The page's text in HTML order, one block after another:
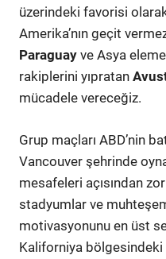
üzerindeki favorisi
Amerika’nın geçit
Paraguay ve Asya
rakiplerini yıpratan
mücadele vereceğiz.
Grup maçları ABD’nin
Vancouver şehrinde
mesafeleri açısından
stadyumlar ve
motivasyonunu en üst
Kaliforniya